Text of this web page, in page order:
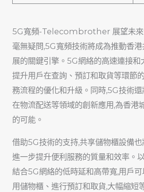
5G寬頻-Telecombrother 展望未來
毫無疑問,5G寬頻技術將成為推動香
展的關鍵引擎。5G網絡的高速連接和
提升用戶在查詢、預訂和取貨等環節
務流程的優化和升級。同時,5G技術
在物流配送等領域的創新應用,為香港
的可能。
借助5G技術的支持,共享儲物櫃設備
進一步提升便利服務的質量和效率。
結合5G網絡的低時延和高帶寬,用戶
用儲物櫃、進行預訂和取貨,大幅縮短